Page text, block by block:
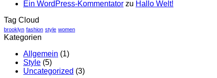
Video
Ein WordPress-Kommentator zu Hallo Welt!
Tag Cloud
brooklyn fashion style women
Kategorien
Allgemein (1)
Style (5)
Uncategorized (3)